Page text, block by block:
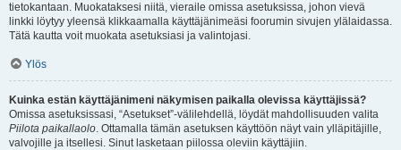
tietokantaan. Muokataksesi niitä, vieraile omissa asetuksissa, johon vievä
linkki löytyy yleensä klikkaamalla käyttäjänimeäsi foorumin sivujen ylälaidassa.
Tätä kautta voit muokata asetuksiasi ja valintojasi.
Ylös
Kuinka estän käyttäjänimeni näkymisen paikalla olevissa käyttäjissä?
Omissa asetuksissasi, “Asetukset”-välilehdellä, löydät mahdollisuuden valita
Piilota paikallaolo. Ottamalla tämän asetuksen käyttöön näyt vain ylläpitäjille,
valvojille ja itsellesi. Sinut lasketaan piilossa oleviin käyttäjiin.